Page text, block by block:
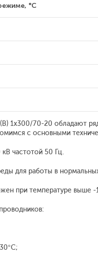
°С
1x300/70-20 обладают
с основными
частотой 50 Гц.
для работы в
при температуре выше -